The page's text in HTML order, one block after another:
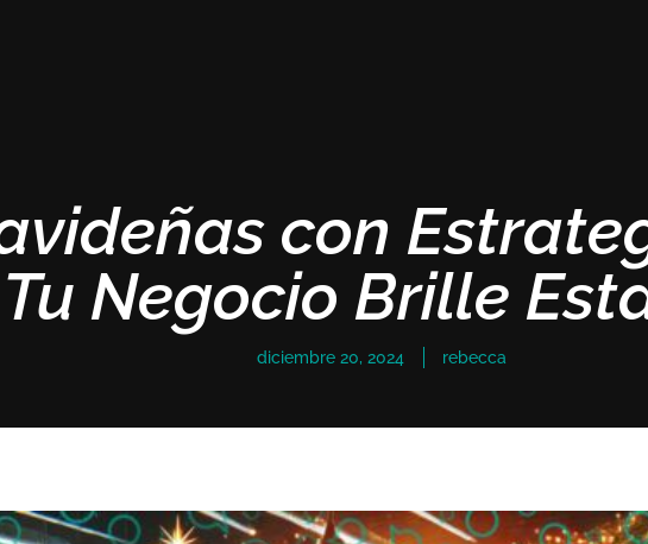
con
Negocio Brille
diciembre 20, 2024 rebecca